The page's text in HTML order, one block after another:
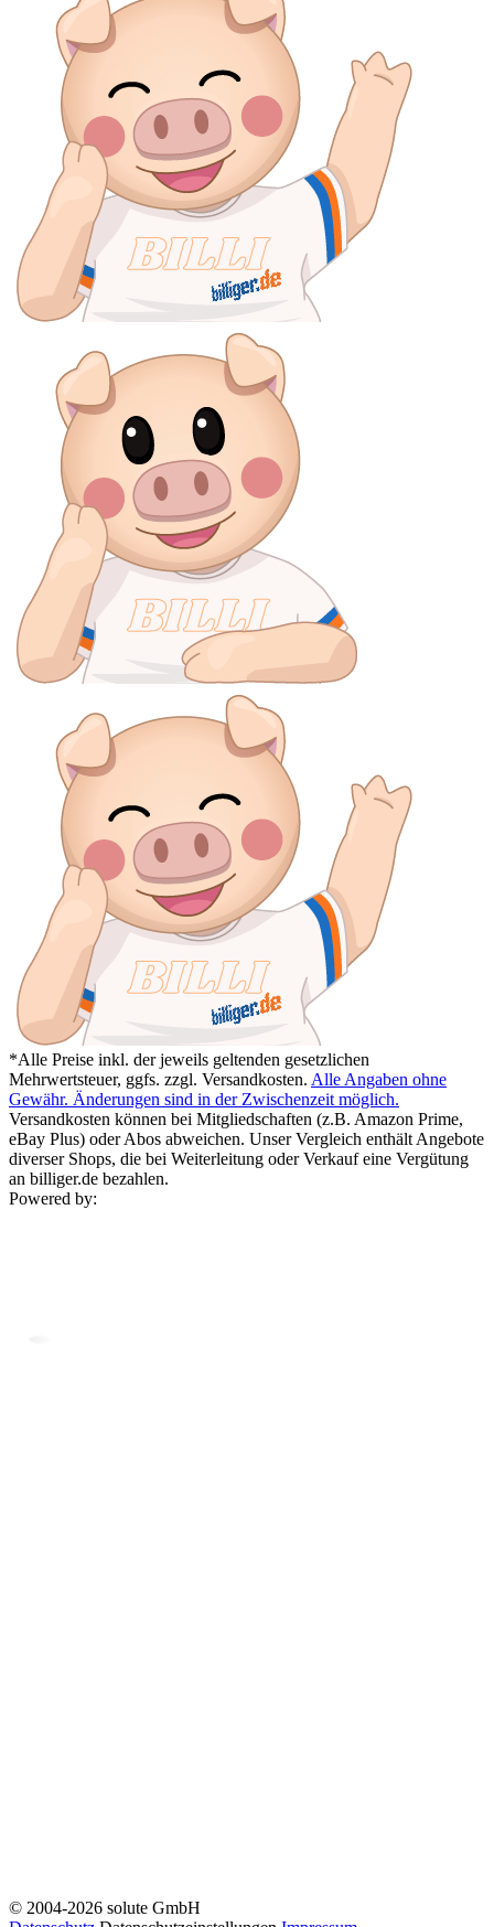
*Alle Preise inkl. der jeweils geltenden gesetzlichen
Mehrwertsteuer, ggfs. zzgl. Versandkosten. Alle Angaben ohne
Gewähr. Änderungen sind in der Zwischenzeit möglich.
Versandkosten können bei Mitgliedschaften (z.B. Amazon Prime,
eBay Plus) oder Abos abweichen. Unser Vergleich enthält Angebote
diverser Shops, die bei Weiterleitung oder Verkauf eine Vergütung
an billiger.de bezahlen.
Powered by:
© 2004-2026 solute GmbH